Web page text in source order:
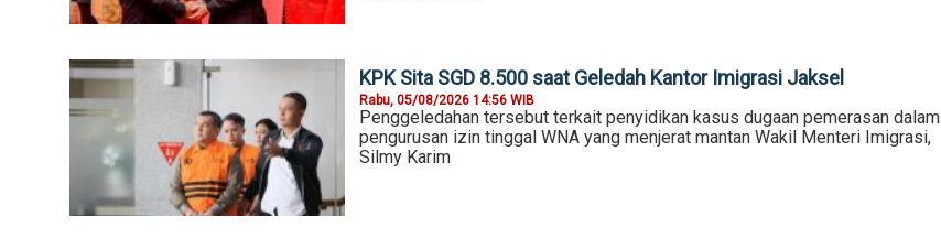
KPK Sita SGD 8.500 saat Geledah Kantor Imigrasi Jaksel
Rabu, 05/08/2026 14:56 WIB
Penggeledahan tersebut terkait penyidikan kasus dugaan pemerasan dalam
pengurusan izin tinggal WNA yang menjerat mantan Wakil Menteri Imigrasi,
Silmy Karim